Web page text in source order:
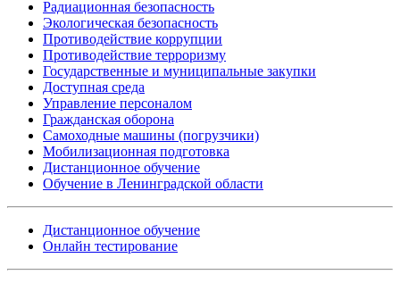
Радиационная безопасность
Экологическая безопасность
Противодействие коррупции
Противодействие терроризму
Государственные и муниципальные закупки
Доступная среда
Управление персоналом
Гражданская оборона
Самоходные машины (погрузчики)
Мобилизационная подготовка
Дистанционное обучение
Обучение в Ленинградской области
Дистанционное обучение
Онлайн тестирование